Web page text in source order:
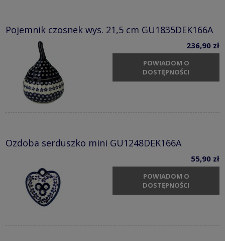
Pojemnik czosnek wys. 21,5 cm GU1835DEK166A
236,90 zł
POWIADOM O
DOSTĘPNOŚCI
Ozdoba serduszko mini GU1248DEK166A
55,90 zł
POWIADOM O
DOSTĘPNOŚCI